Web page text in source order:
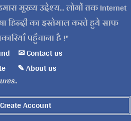
मुख्य उद्देश्य... लोगों तक Internet
हिन्दी का इस्तेमाल करते हुये साफ
पहुँचाना है !
✉ Contact us
✎ About us
Account